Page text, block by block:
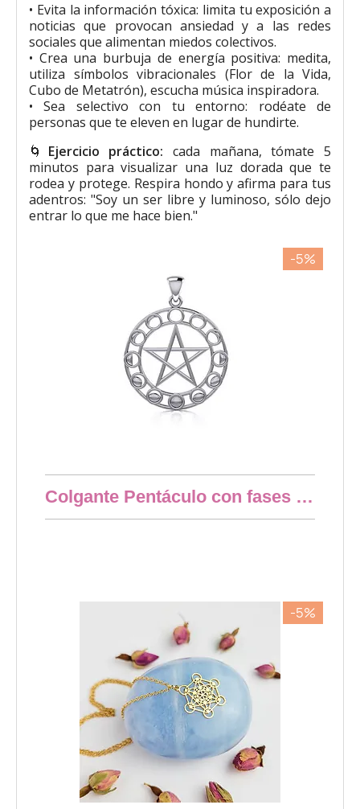
• Evita la información tóxica: limita tu exposición a
noticias que provocan ansiedad y a las redes
sociales que alimentan miedos colectivos.
• Crea una burbuja de energía positiva: medita,
utiliza símbolos vibracionales (Flor de la Vida,
Cubo de Metatrón), escucha música inspiradora.
• Sea selectivo con tu entorno: rodéate de
personas que te eleven en lugar de hundirte.
🌀 Ejercicio práctico: cada mañana, tómate 5
minutos para visualizar una luz dorada que te
rodea y protege. Respira hondo y afirma para tus
adentros: "Soy un ser libre y luminoso, sólo dejo
entrar lo que me hace bien."
-5%
Colgante Pentáculo con fases lunares
-5%